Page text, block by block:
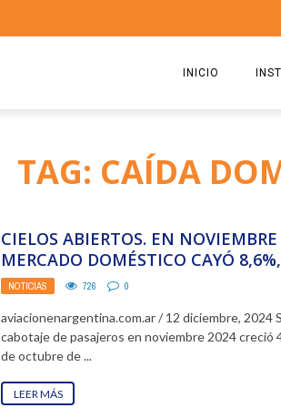
INICIO
TAG: CAÍDA
CIELOS ABIERTOS. EN
MERCADO DOMÉSTICO CAYÓ
INTERNACIONAL CRECIÓ 10% Y ...
NOTICIAS 726 0
aviacionenargentina.com.ar / 12 diciembre, 2024
cabotaje de pasajeros en noviembre 2024 creció
de octubre de ...
LEER MÁS